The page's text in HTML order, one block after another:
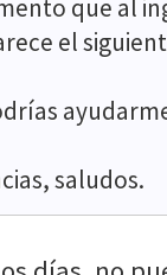
que al
el
saludos.